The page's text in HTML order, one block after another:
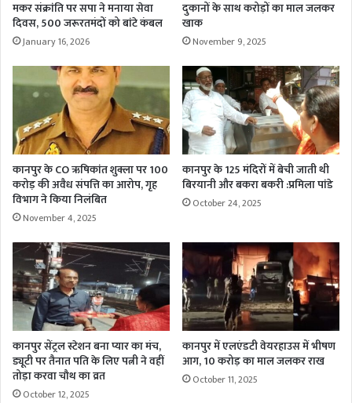
मकर संक्रांति पर सपा ने मनाया सेवा
दिवस, 500 जरूरतमंदों को बांटे कंबल
January 16, 2026
दुकानों के साथ करोड़ों का माल जलकर
खाक
November 9, 2025
कानपुर के CO ऋषिकांत शुक्ला पर 100
करोड़ की अवैध संपत्ति का आरोप, गृह
विभाग ने किया निलंबित
November 4, 2025
कानपुर के 125 मंदिरों में बेची जाती थी
बिरयानी और बकरा बकरी :प्रमिला पांडे
October 24, 2025
कानपुर सेंट्रल स्टेशन बना प्यार का मंच,
ड्यूटी पर तैनात पति के लिए पत्नी ने वहीं
तोड़ा करवा चौथ का व्रत
October 12, 2025
कानपुर में एलएंडटी वेयरहाउस में भीषण
आग, 10 करोड़ का माल जलकर राख
October 11, 2025